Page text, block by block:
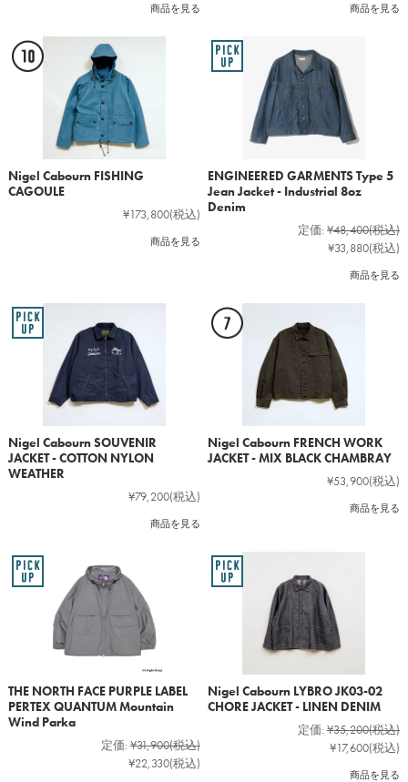
商品を見る 商品を見る
Nigel Cabourn FISHING
CAGOULE
¥173,800(税込)
商品を見る
ENGINEERED GARMENTS Type 5
Jean Jacket - Industrial 8oz
Denim
定価: ¥48,400(税込)
¥33,880(税込)
商品を見る
Nigel Cabourn SOUVENIR
JACKET - COTTON NYLON
WEATHER
¥79,200(税込)
商品を見る
Nigel Cabourn FRENCH WORK
JACKET - MIX BLACK CHAMBRAY
¥53,900(税込)
商品を見る
THE NORTH FACE PURPLE LABEL
PERTEX QUANTUM Mountain
Wind Parka
定価: ¥31,900(税込)
¥22,330(税込)
Nigel Cabourn LYBRO JK03-02
CHORE JACKET - LINEN DENIM
定価: ¥35,200(税込)
¥17,600(税込)
商品を見る